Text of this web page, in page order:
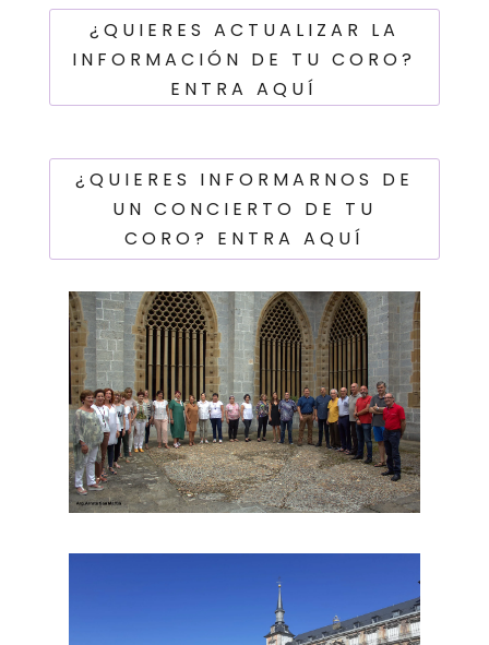
¿QUIERES ACTUALIZAR LA
INFORMACIÓN DE TU CORO?
ENTRA AQUÍ
¿QUIERES INFORMARNOS DE
UN CONCIERTO DE TU
CORO? ENTRA AQUÍ